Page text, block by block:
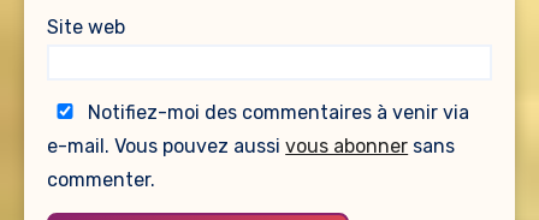
Site web
Notifiez-moi des commentaires à venir via
e-mail. Vous pouvez aussivous abonner sans
commenter.